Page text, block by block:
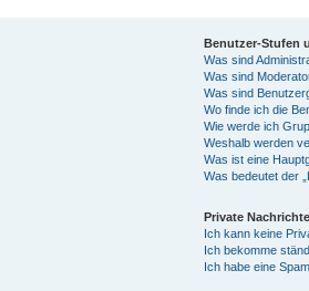
Benutzer-Stufen
Was sind
Was sind
Was sind
Wo finde ich die
Wie werde ich
Weshalb werden
Was ist eine
Was bedeutet der
Private
Ich kann keine
Ich bekomme
Ich habe eine